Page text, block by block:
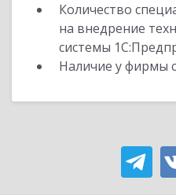
Количество
на внедрение
системы
Наличие у фирмы